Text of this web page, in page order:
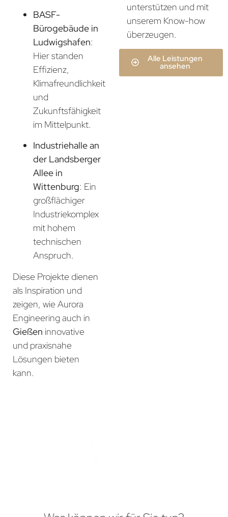
BASF-
Bürogebäude in
Ludwigshafen:
Hier standen
Effizienz,
Klimafreundlichkeit
und
Zukunftsfähigkeit
im Mittelpunkt.
Industriehalle an
der Landsberger
Allee in
Wittenburg: Ein
großflächiger
Industriekomplex
mit hohem
technischen
Anspruch.
Diese Projekte dienen
als Inspiration und
zeigen, wie Aurora
Engineering auch in
Gießen innovative
und praxisnahe
Lösungen bieten
kann.
unterstützen und mit
unserem Know-how
überzeugen.
Alle Leistungen
ansehen